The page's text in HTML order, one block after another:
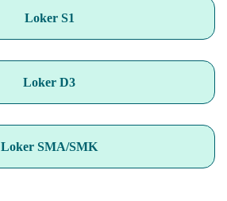
Loker S1
Loker D3
Loker SMA/SMK